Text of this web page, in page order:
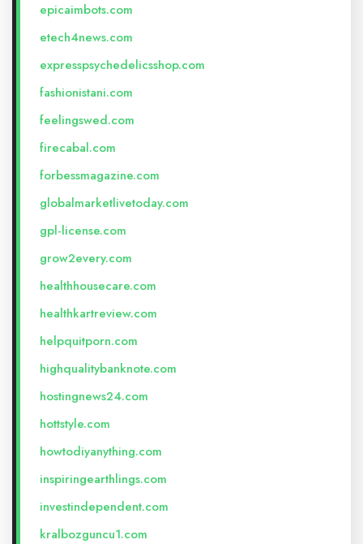
epicaimbots.com
etech4news.com
expresspsychedelicsshop.com
fashionistani.com
feelingswed.com
firecabal.com
forbessmagazine.com
globalmarketlivetoday.com
gpl-license.com
grow2every.com
healthhousecare.com
healthkartreview.com
helpquitporn.com
highqualitybanknote.com
hostingnews24.com
hottstyle.com
howtodiyanything.com
inspiringearthlings.com
investindependent.com
kralbozguncu1.com